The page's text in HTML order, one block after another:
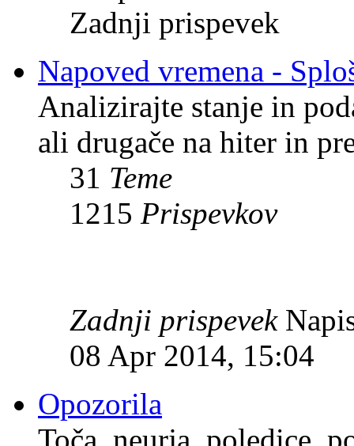
Zadnji prispevek
Napoved vremena -
Analizirajte stanje in
ali drugače na hiter in
31 Teme
1215 Prispevkov
Zadnji prispevek
08 Apr 2014, 15:04
Opozorila